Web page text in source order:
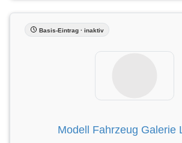
Basis-Eintrag · inaktiv
Modell Fahrzeug Galerie